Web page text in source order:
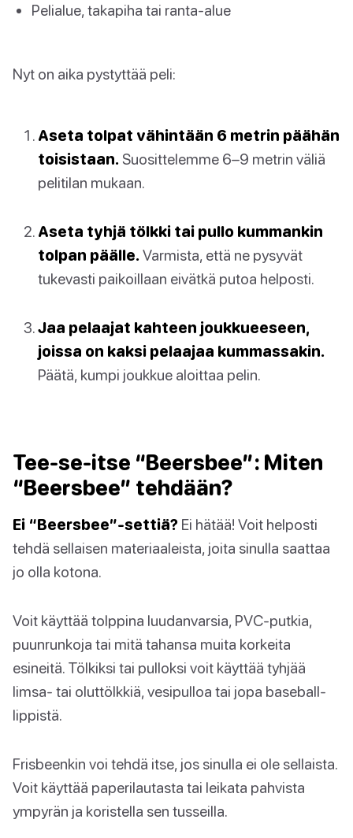
Pelialue, takapiha tai ranta-alue
Nyt on aika pystyttää peli:
Aseta tolpat vähintään 6 metrin päähän
toisistaan. Suosittelemme 6–9 metrin väliä
pelitilan mukaan.
Aseta tyhjä tölkki tai pullo kummankin
tolpan päälle. Varmista, että ne pysyvät
tukevasti paikoillaan eivätkä putoa helposti.
Jaa pelaajat kahteen joukkueeseen,
joissa on kaksi pelaajaa kummassakin.
Päätä, kumpi joukkue aloittaa pelin.
Tee-se-itse “Beersbee”: Miten
“Beersbee” tehdään?
Ei “Beersbee”-settiä? Ei hätää! Voit helposti
tehdä sellaisen materiaaleista, joita sinulla saattaa
jo olla kotona.
Voit käyttää tolppina luudanvarsia, PVC-putkia,
puunrunkoja tai mitä tahansa muita korkeita
esineitä. Tölkiksi tai pulloksi voit käyttää tyhjää
limsa- tai oluttölkkiä, vesipulloa tai jopa baseball-
lippistä.
Frisbeenkin voi tehdä itse, jos sinulla ei ole sellaista.
Voit käyttää paperilautasta tai leikata pahvista
ympyrän ja koristella sen tusseilla.